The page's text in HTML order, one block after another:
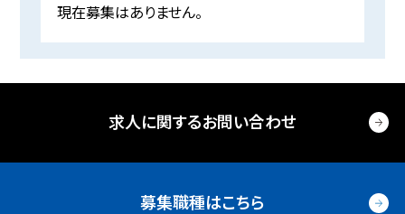
現在募集はありません。
求人に関するお問い合わせ
募集職種はこちら